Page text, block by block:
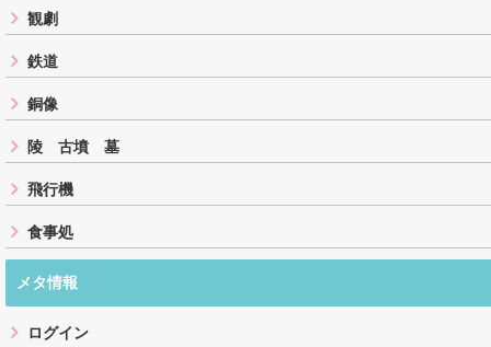
観劇
鉄道
銅像
陵 古墳 墓
飛行機
食事処
メタ情報
ログイン